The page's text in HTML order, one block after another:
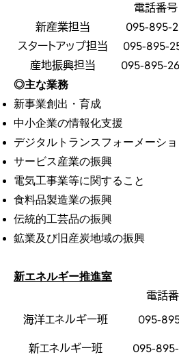
電話番号
新産業担当
095-895-
スタートアップ担当
095-895-
産地振興担当
095-895-
◎主な業務
新事業創出・育成
中小企業の情報化支援
デジタルトランスフォーメーシ
サービス産業の振興
電気工事業等に関すること
食料品製造業の振興
伝統的工芸品の振興
鉱業及び旧産炭地域の振興
新エネルギー推進室
電話
海洋エネルギー班
095-
新エネルギー班
095-